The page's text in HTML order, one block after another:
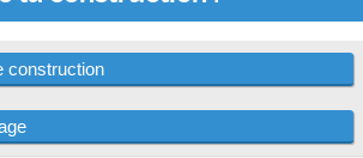
construction